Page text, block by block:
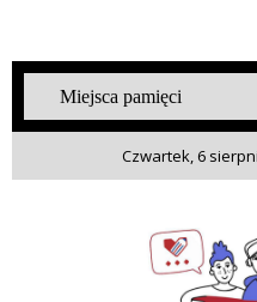
Czwartek, 6